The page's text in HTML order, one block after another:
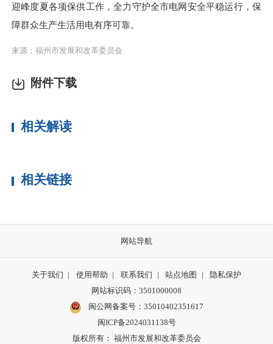
迎峰度夏各项保供工作，全力守护全市电网安全平稳运行，保
障群众生产生活用电有序可靠。
来源：福州市发展和改革委员会
附件下载
相关解读
相关链接
网站导航
关于我们 | 使用帮助 | 联系我们 | 站点地图 |
隐私保护
网站标识码：3501000008
闽公网备案号：35010402351617
闽ICP备2024031138号
版权所有： 福州市发展和改革委员会